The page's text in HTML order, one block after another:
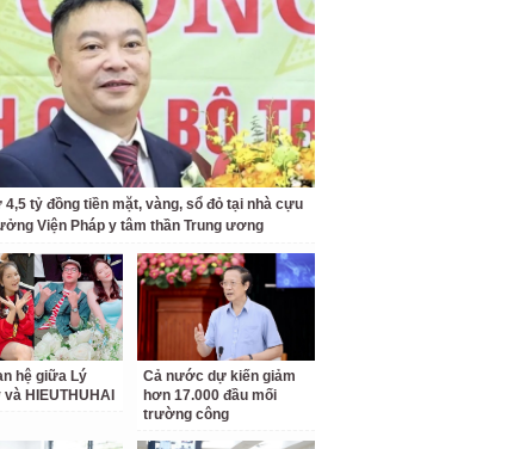
4,5 tỷ đồng tiền mặt, vàng, sổ đỏ tại nhà cựu
Viện Pháp y tâm thần Trung ương
hệ giữa Lý
và HIEUTHUHAI
Cả nước dự kiến giảm
hơn 17.000 đầu mối
trường công